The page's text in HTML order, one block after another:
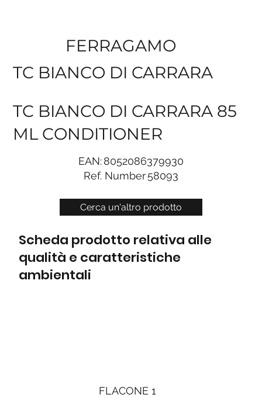
Cerca un'altro prodotto
FERRAGAMO
TC BIANCO DI CARRARA
TC BIANCO DI CARRARA 85
ML CONDITIONER
EAN:8052086379930
Ref. Number58093
Scheda prodotto relativa alle
qualità e caratteristiche
ambientali
FLACONE 1